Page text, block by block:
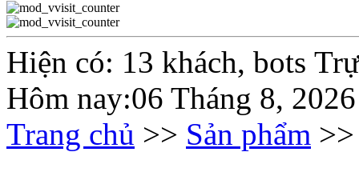
Hiện có: 13 khách, bots
Hôm nay:06 Tháng 8, 2026
Trang chủ >> Sản phẩm